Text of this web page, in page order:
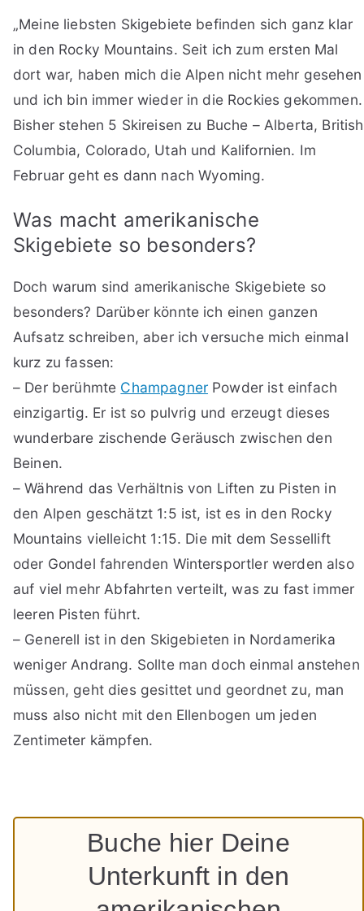
„Meine liebsten Skigebiete befinden sich ganz klar
in den Rocky Mountains. Seit ich zum ersten Mal
dort war, haben mich die Alpen nicht mehr gesehen
und ich bin immer wieder in die Rockies gekommen.
Bisher stehen 5 Skireisen zu Buche – Alberta, British
Columbia, Colorado, Utah und Kalifornien. Im
Februar geht es dann nach Wyoming.
Was macht amerikanische
Skigebiete so besonders?
Doch warum sind amerikanische Skigebiete so
besonders? Darüber könnte ich einen ganzen
Aufsatz schreiben, aber ich versuche mich einmal
kurz zu fassen:
– Der berühmte Champagner Powder ist einfach
einzigartig. Er ist so pulvrig und erzeugt dieses
wunderbare zischende Geräusch zwischen den
Beinen.
– Während das Verhältnis von Liften zu Pisten in
den Alpen geschätzt 1:5 ist, ist es in den Rocky
Mountains vielleicht 1:15. Die mit dem Sessellift
oder Gondel fahrenden Wintersportler werden also
auf viel mehr Abfahrten verteilt, was zu fast immer
leeren Pisten führt.
– Generell ist in den Skigebieten in Nordamerika
weniger Andrang. Sollte man doch einmal anstehen
müssen, geht dies gesittet und geordnet zu, man
muss also nicht mit den Ellenbogen um jeden
Zentimeter kämpfen.
Buche hier Deine
Unterkunft in den